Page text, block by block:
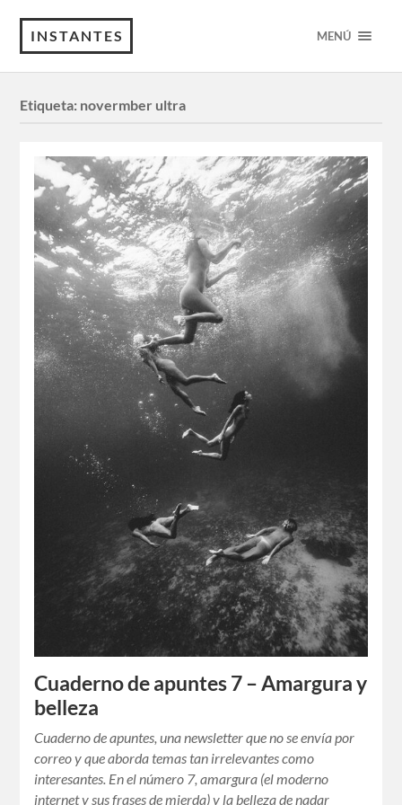
INSTANTES MENÚ
Etiqueta: novermber ultra
Cuaderno de apuntes 7 – Amargura y
belleza
Cuaderno de apuntes, una newsletter que no se envía por
correo y que aborda temas tan irrelevantes como
interesantes. En el número 7, amargura (el moderno
internet y sus frases de mierda) y la belleza de nadar